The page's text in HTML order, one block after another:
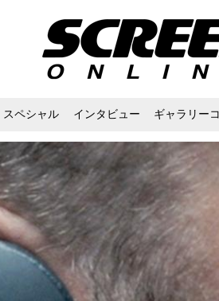
スペシャル インタビュー ギャラリー